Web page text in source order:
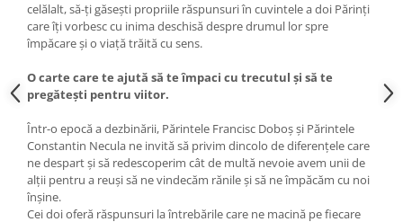
celălalt, să-ți găsești propriile răspunsuri în cuvintele a doi Părinți
care îți vorbesc cu inima deschisă despre drumul lor spre
împăcare și o viață trăită cu sens.
O carte care te ajută să te împaci cu trecutul și să te
pregătești pentru viitor.
Într-o epocă a dezbinării, Părintele Francisc Doboș și Părintele
Constantin Necula ne invită să privim dincolo de diferențele care
ne despart și să redescoperim cât de multă nevoie avem unii de
alții pentru a reuși să ne vindecăm rănile și să ne împăcăm cu noi
înșine.
Cei doi oferă răspunsuri la întrebările care ne macină pe fiecare